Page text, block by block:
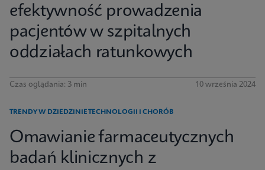
efektywność prowadzenia
pacjentów w szpitalnych
oddziałach ratunkowych
Czas oglądania: 3 min 10 września 2024
TRENDY W DZIEDZINIE TECHNOLOGII I CHORÓB
Omawianie farmaceutycznych
badań klinicznych z